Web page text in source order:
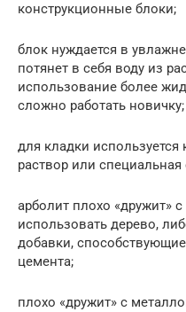
конструкционные блоки;
блок нуждается в
потянет в себя воду из
использование более
сложно работать новичку;
для кладки
раствор или специальная
арболит плохо «дружит»
использовать дерево,
добавки,
цемента;
плохо «дружит» с